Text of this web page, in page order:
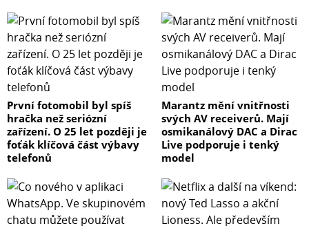
První fotomobil byl spíš
hračka než seriózní
zařízení. O 25 let později je
foťák klíčová část výbavy
telefonů
Marantz mění vnitřnosti
svých AV receiverů. Mají
osmikanálový DAC a Dirac
Live podporuje i tenký
model